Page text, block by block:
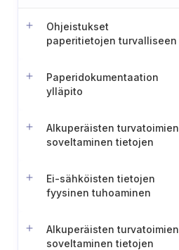
Ohjeistukset
paperitietojen turvalliseen
Paperidokumentaation
ylläpito
Alkuperäisten turvatoimien
soveltaminen tietojen
Ei-sähköisten tietojen
fyysinen tuhoaminen
Alkuperäisten turvatoimien
soveltaminen tietojen